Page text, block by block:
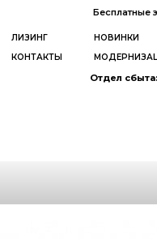
Бесплатные
ЛИЗИНГ
НОВИНКИ
КОНТАКТЫ
Отдел